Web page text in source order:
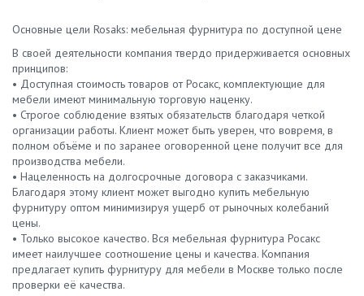
Основные цели Rosaks: мебельная фурнитура по доступной цене
В своей деятельности компания твердо придерживается основных
принципов:
• Доступная стоимость товаров от Росакс, комплектующие для
мебели имеют минимальную торговую наценку.
• Строгое соблюдение взятых обязательств благодаря четкой
организации работы. Клиент может быть уверен, что вовремя, в
полном объёме и по заранее оговоренной цене получит все для
производства мебели.
• Нацеленность на долгосрочные договора с заказчиками.
Благодаря этому клиент может выгодно купить мебельную
фурнитуру оптом минимизируя ущерб от рыночных колебаний
цены.
• Только высокое качество. Вся мебельная фурнитура Росакс
имеет наилучшее соотношение цены и качества. Компания
предлагает купить фурнитуру для мебели в Москве только после
проверки её качества.